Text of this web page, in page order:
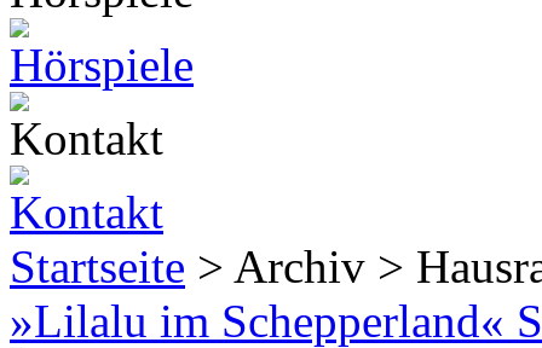
Startseite > Archiv >
»Lilalu im Schepperland«